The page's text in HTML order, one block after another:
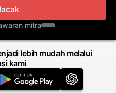
mitra
lebih mudah melalui
kami